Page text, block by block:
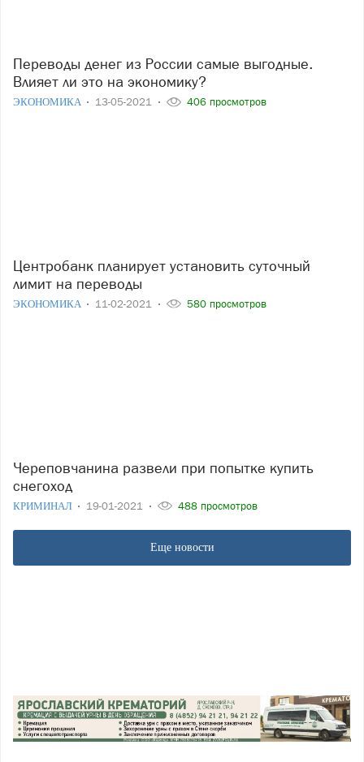
Переводы денег из России самые выгодные.
Влияет ли это на экономику?
ЭКОНОМИКА 13-05-2021 406 просмотров
Центробанк планирует установить суточный
лимит на переводы
ЭКОНОМИКА 11-02-2021 580 просмотров
Череповчанина развели при попытке купить
снегоход
КРИМИНАЛ 19-01-2021 488 просмотров
Еще новости